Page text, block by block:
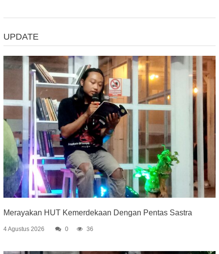
UPDATE
Merayakan HUT Kemerdekaan Dengan Pentas Sastra
4 Agustus 2026 0 36